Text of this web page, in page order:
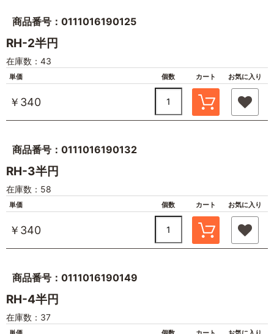
商品番号：0111016190125
RH-2半円
在庫数：43
単価 個数 カート お気に入り
￥340
商品番号：0111016190132
RH-3半円
在庫数：58
単価 個数 カート お気に入り
￥340
商品番号：0111016190149
RH-4半円
在庫数：37